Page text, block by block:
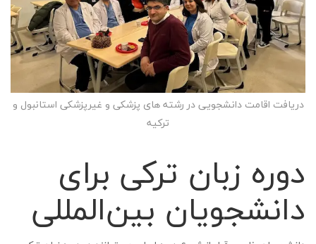
دریافت اقامت دانشجویی در رشته های پزشکی و غیرپزشکی استانبول و
ترکیه
دوره زبان ترکی برای
دانشجویان بین‌المللی